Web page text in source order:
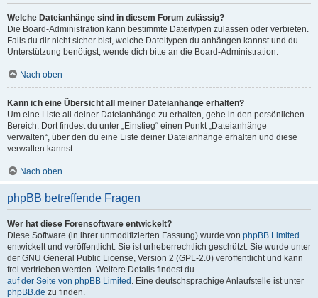
Welche Dateianhänge sind in diesem Forum zulässig?
Die Board-Administration kann bestimmte Dateitypen zulassen oder verbieten.
Falls du dir nicht sicher bist, welche Dateitypen du anhängen kannst und du
Unterstützung benötigst, wende dich bitte an die Board-Administration.
Nach oben
Kann ich eine Übersicht all meiner Dateianhänge erhalten?
Um eine Liste all deiner Dateianhänge zu erhalten, gehe in den persönlichen
Bereich. Dort findest du unter „Einstieg“ einen Punkt „Dateianhänge
verwalten“, über den du eine Liste deiner Dateianhänge erhalten und diese
verwalten kannst.
Nach oben
phpBB betreffende Fragen
Wer hat diese Forensoftware entwickelt?
Diese Software (in ihrer unmodifizierten Fassung) wurde von phpBB Limited
entwickelt und veröffentlicht. Sie ist urheberrechtlich geschützt. Sie wurde unter
der GNU General Public License, Version 2 (GPL-2.0) veröffentlicht und kann
frei vertrieben werden. Weitere Details findest du
auf der Seite von phpBB Limited . Eine deutschsprachige Anlaufstelle ist unter
phpBB.de zu finden.